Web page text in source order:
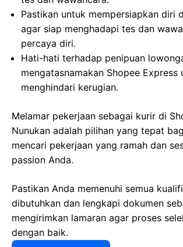
Pastikan untuk mempersiapkan diri
agar siap menghadapi tes dan
percaya diri.
Hati-hati terhadap penipuan
mengatasnamakan Shopee Express
menghindari kerugian.
Melamar pekerjaan sebagai kurir di
Nunukan adalah pilihan yang tepat
mencari pekerjaan yang ramah dan
passion Anda.
Pastikan Anda memenuhi semua
dibutuhkan dan lengkapi dokumen
mengirimkan lamaran agar proses
dengan baik.